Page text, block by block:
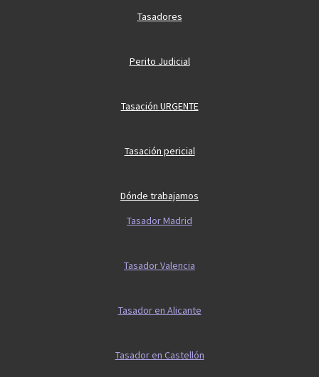
Tasadores
Perito Judicial
Tasación URGENTE
Tasación pericial
Dónde trabajamos
Tasador Madrid
Tasador Valencia
Tasador en Alicante
Tasador en Castellón